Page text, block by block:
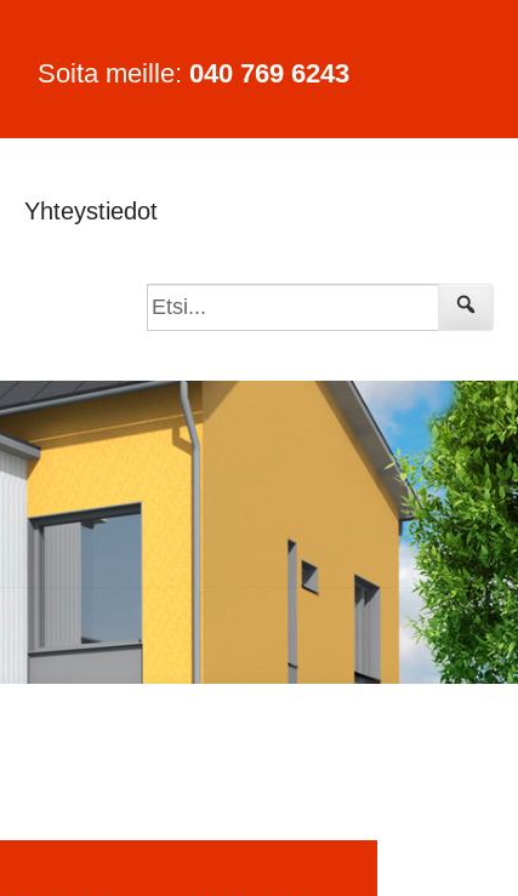
Soita meille: 040 769 6243
Yhteystiedot